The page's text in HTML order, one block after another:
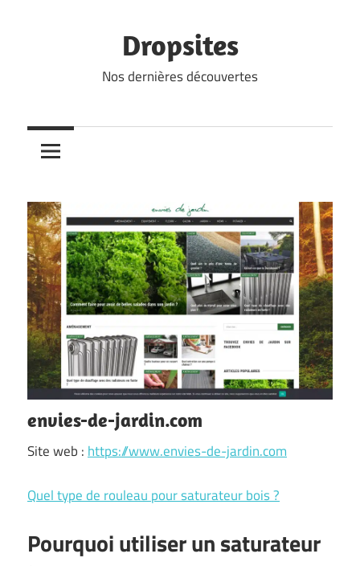
Dropsites
Nos dernières découvertes
envies-de-jardin.com
Site web : https://www.envies-de-jardin.com
Quel type de rouleau pour saturateur bois ?
Pourquoi utiliser un saturateur